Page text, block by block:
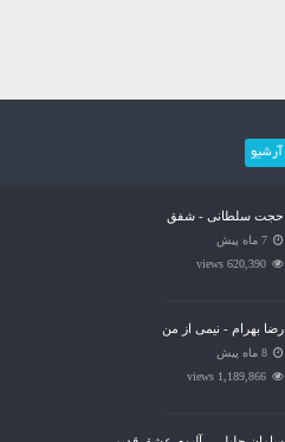
آرشیو
حجت سلطانی - شفق
7 ماه پیش
620,390 views
رضا بهرام - نیمی از من
8 ماه پیش
1,189,866 views